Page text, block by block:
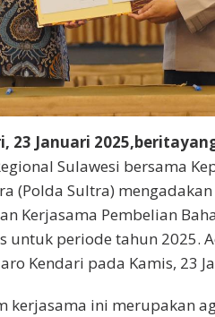
23 Januari
Sulawesi bersama
(Polda Sultra)
Kerjasama Pembelian
untuk periode tahun 2025.
Kendari pada Kamis, 23
kerjasama ini merupakan